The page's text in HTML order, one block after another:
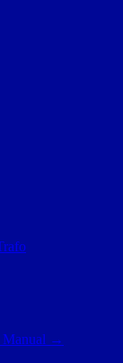
Manual →